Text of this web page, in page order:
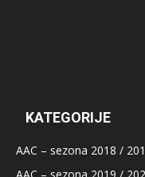
KATEGORIJE
AAC – sezona 2018 /